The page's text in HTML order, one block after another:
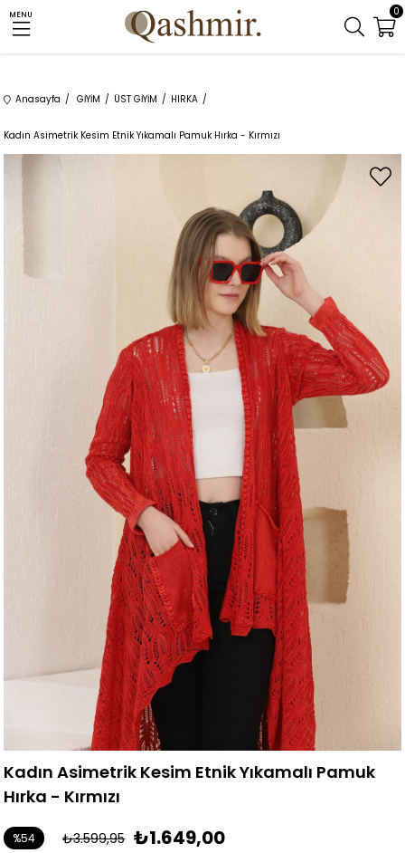
MENU 0
Anasayfa GİYİM ÜST GİYİM HIRKA
Kadın Asimetrik Kesim Etnik Yıkamalı Pamuk Hırka - Kırmızı
Kadın Asimetrik Kesim Etnik Yıkamalı Pamuk
Hırka - Kırmızı
₺3.599,95 ₺1.649,00
%54